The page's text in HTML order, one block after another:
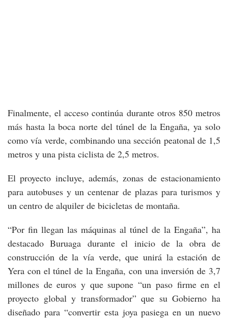
Finalmente, el acceso continúa durante otros 850 metros
más hasta la boca norte del túnel de la Engaña, ya solo
como vía verde, combinando una sección peatonal de 1,5
metros y una pista ciclista de 2,5 metros.
El proyecto incluye, además, zonas de estacionamiento
para autobuses y un centenar de plazas para turismos y
un centro de alquiler de bicicletas de montaña.
“Por fin llegan las máquinas al túnel de la Engaña”, ha
destacado Buruaga durante el inicio de la obra de
construcción de la vía verde, que unirá la estación de
Yera con el túnel de la Engaña, con una inversión de 3,7
millones de euros y que supone “un paso firme en el
proyecto global y transformador” que su Gobierno ha
diseñado para “convertir esta joya pasiega en un nuevo